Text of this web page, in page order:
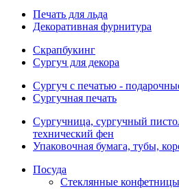
Печать для льда
Декоративная фурнитура
Скрапбукинг
Сургуч для декора
Сургуч с печатью -
Сургучная печать
Сургучница, сургучный
технический фен
Упаковочная бумага, тубы,
Посуда
Стеклянные конфетницы